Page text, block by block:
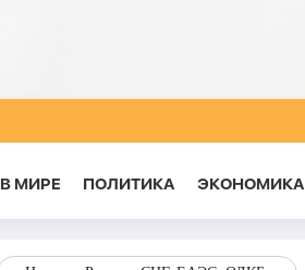
В МИРЕ ПОЛИТИКА ЭКОНОМИКА